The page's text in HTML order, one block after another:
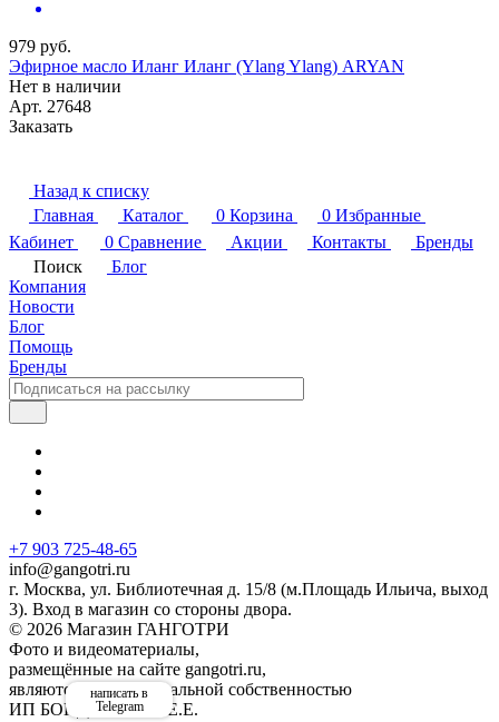
979 руб.
Эфирное масло Иланг Иланг (Ylang Ylang) ARYAN
Нет в наличии
Арт. 27648
Заказать
Назад к списку
Главная
Каталог 0 Корзина 0 Избранные
Кабинет
0 Сравнение Акции Контакты
Бренды
Поиск
Блог
Компания
Новости
Блог
Помощь
Бренды
+7 903 725-48-65
info@gangotri.ru
г. Москва, ул. Библиотечная д. 15/8 (м.Площадь Ильича, выход
3). Вход в магазин со стороны двора.
© 2026 Магазин ГАНГОТРИ
Фото и видеоматериалы,
размещённые на сайте gangotri.ru,
являются интеллектуальной собственностью
ИП БОНДАРЕНКО Е.Е.
написать в
Telegram